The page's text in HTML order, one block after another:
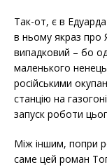
Так-от, є в
в ньому якраз про
випадковий – бо
маленького
російськими
станцію на
запуск роботи
Між іншим, попри
саме цей роман